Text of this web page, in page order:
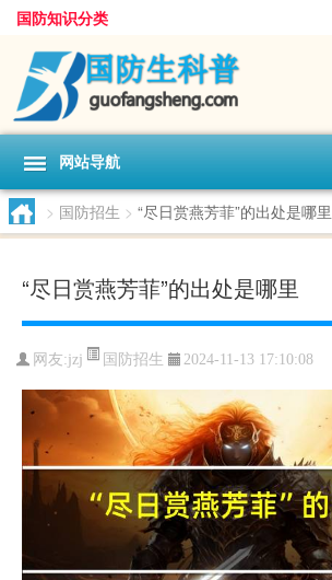
国防知识分类
网站导航
> 国防招生 > “尽日赏燕芳菲”的出处是哪里
“尽日赏燕芳菲”的出处是哪里
网友:jzj 国防招生 2024-11-13 17:10:08